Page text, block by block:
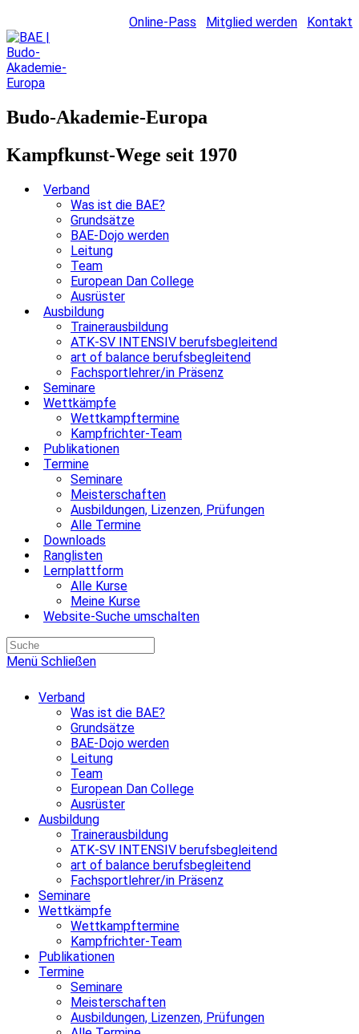
Online-Pass Mitglied werden Kontakt
Budo-Akademie-Europa
Kampfkunst-Wege seit 1970
Verband
Was ist die BAE?
Grundsätze
BAE-Dojo werden
Leitung
Team
European Dan College
Ausrüster
Ausbildung
Trainerausbildung
ATK-SV INTENSIV berufsbegleitend
art of balance berufsbegleitend
Fachsportlehrer/in Präsenz
Seminare
Wettkämpfe
Wettkampftermine
Kampfrichter-Team
Publikationen
Termine
Seminare
Meisterschaften
Ausbildungen, Lizenzen, Prüfungen
Alle Termine
Downloads
Ranglisten
Lernplattform
Alle Kurse
Meine Kurse
Website-Suche umschalten
Menü Schließen
Verband
Was ist die BAE?
Grundsätze
BAE-Dojo werden
Leitung
Team
European Dan College
Ausrüster
Ausbildung
Trainerausbildung
ATK-SV INTENSIV berufsbegleitend
art of balance berufsbegleitend
Fachsportlehrer/in Präsenz
Seminare
Wettkämpfe
Wettkampftermine
Kampfrichter-Team
Publikationen
Termine
Seminare
Meisterschaften
Ausbildungen, Lizenzen, Prüfungen